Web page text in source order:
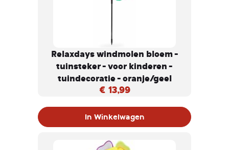
Relaxdays windmolen bloem -
tuinsteker - voor kinderen -
tuindecoratie - oranje/geel
€ 13,99
In Winkelwagen